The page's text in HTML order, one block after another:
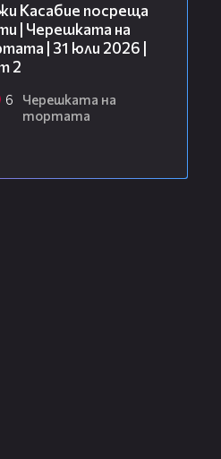
Касабие посреща
| Черешката на
| 31 юли 2026 |
2
6
Черешката на
тортата